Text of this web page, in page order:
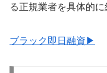
る正規業者を具体的に
ブラック即日融資▶